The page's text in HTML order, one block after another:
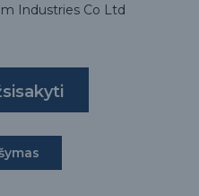
Industries Co Ltd